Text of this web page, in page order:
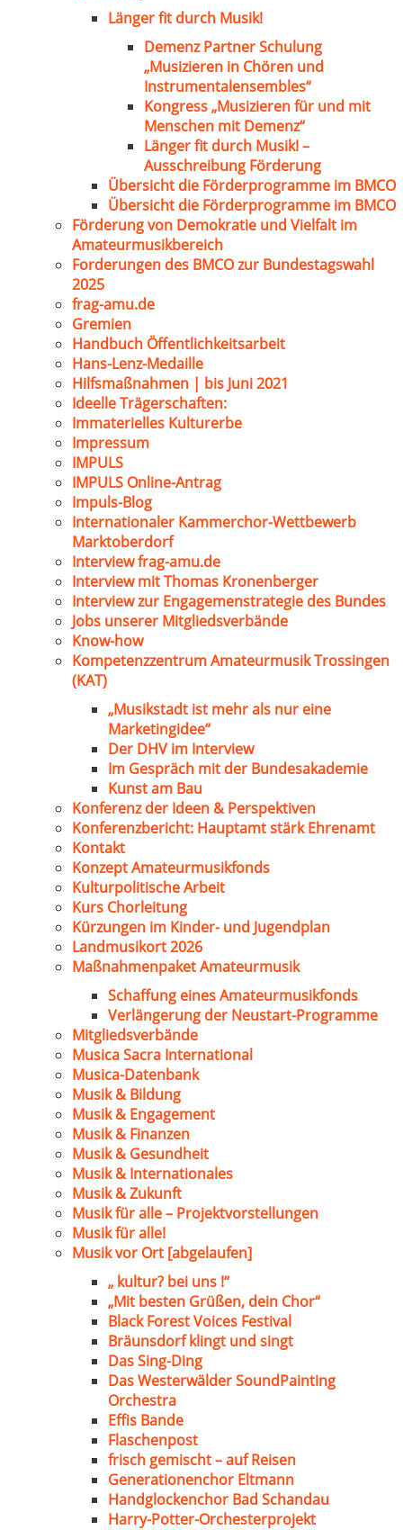
Länger fit durch Musik!
Demenz Partner Schulung
„Musizieren in Chören und
Instrumentalensembles“
Kongress „Musizieren für und mit
Menschen mit Demenz“
Länger fit durch Musik! –
Ausschreibung Förderung
Übersicht die Förderprogramme im BMCO
Übersicht die Förderprogramme im BMCO
Förderung von Demokratie und Vielfalt im
Amateurmusikbereich
Forderungen des BMCO zur Bundestagswahl
2025
frag-amu.de
Gremien
Handbuch Öffentlichkeitsarbeit
Hans-Lenz-Medaille
Hilfsmaßnahmen | bis Juni 2021
Ideelle Trägerschaften:
Immaterielles Kulturerbe
Impressum
IMPULS
IMPULS Online-Antrag
Impuls-Blog
Internationaler Kammerchor-Wettbewerb
Marktoberdorf
Interview frag-amu.de
Interview mit Thomas Kronenberger
Interview zur Engagemenstrategie des Bundes
Jobs unserer Mitgliedsverbände
Know-how
Kompetenzzentrum Amateurmusik Trossingen
(KAT)
„Musikstadt ist mehr als nur eine
Marketingidee“
Der DHV im Interview
Im Gespräch mit der Bundesakademie
Kunst am Bau
Konferenz der Ideen & Perspektiven
Konferenzbericht: Hauptamt stärk Ehrenamt
Kontakt
Konzept Amateurmusikfonds
Kulturpolitische Arbeit
Kurs Chorleitung
Kürzungen im Kinder- und Jugendplan
Landmusikort 2026
Maßnahmenpaket Amateurmusik
Schaffung eines Amateurmusikfonds
Verlängerung der Neustart-Programme
Mitgliedsverbände
Musica Sacra International
Musica-Datenbank
Musik & Bildung
Musik & Engagement
Musik & Finanzen
Musik & Gesundheit
Musik & Internationales
Musik & Zukunft
Musik für alle – Projektvorstellungen
Musik für alle!
Musik vor Ort [abgelaufen]
„ kultur? bei uns !“
„Mit besten Grüßen, dein Chor“
Black Forest Voices Festival
Bräunsdorf klingt und singt
Das Sing-Ding
Das Westerwälder SoundPainting
Orchestra
Effis Bande
Flaschenpost
frisch gemischt – auf Reisen
Generationenchor Eltmann
Handglockenchor Bad Schandau
Harry-Potter-Orchesterprojekt